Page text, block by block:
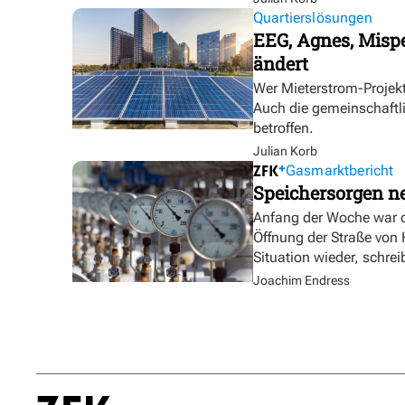
Quartierslösungen
EEG, Agnes,
ändert
Wer Mieterstrom-
Auch die
betroffen.
Julian Korb
Gasmarktbericht
Speichersorgen
Anfang der Woche war
Öffnung der Straße
Situation wieder,
Joachim Endress